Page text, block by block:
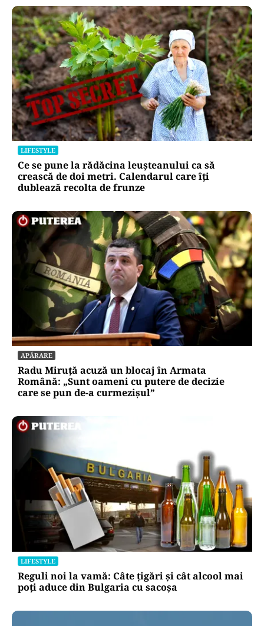
LIFESTYLE
Locul din România unde trotinetele vor fi
interzise în parcuri. Cine riscă amenzi de până
la 5.000 de lei
LIFESTYLE
Ce se pune la rădăcina leușteanului ca să
crească de doi metri. Calendarul care îți
dublează recolta de frunze
APĂRARE
Radu Miruță acuză un blocaj în Armata
Română: „Sunt oameni cu putere de decizie
care se pun de-a curmezișul”